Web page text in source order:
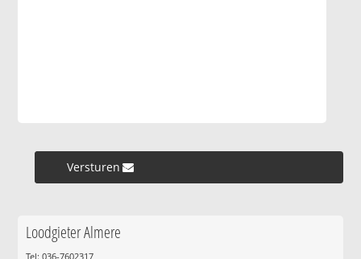
Versturen »
Loodgieter Almere
Tel: 036-7602317